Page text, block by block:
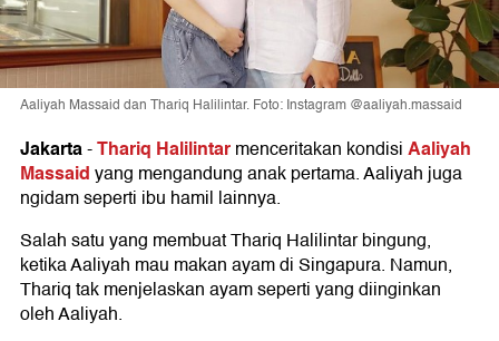
Aaliyah Massaid dan Thariq Halilintar. Foto: Instagram @aaliyah.massaid
Jakarta-Thariq Halilintarmenceritakan kondisiAaliyah
Massaidyang mengandung anak pertama. Aaliyah juga
ngidam seperti ibu hamil lainnya.
Salah satu yang membuat Thariq Halilintar bingung,
ketika Aaliyah mau makan ayam di Singapura. Namun,
Thariq tak menjelaskan ayam seperti yang diinginkan
oleh Aaliyah.